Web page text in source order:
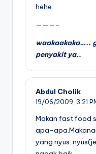
hehe
———-
waakaakaka…..
penyakit ya..
Abdul Cholik
19/06/2009, 3:21
Makan fast food
apa-
yang